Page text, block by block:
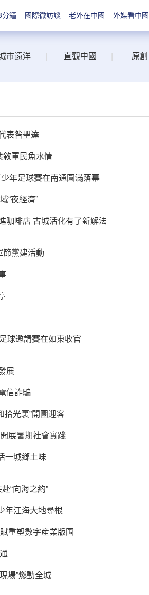
分鐘 國際微訪談 老外在中國 外媒看中國
市遠洋 直觀中國 原創
表昝聖達
敘軍民魚水情
年足球賽在南通圓滿落幕
“夜經濟”
咖啡店 古城活化有了新解法
節黨建活動
球邀請賽在如東收官
展
信詐騙
拾光裏”開園迎客
展暑期社會實踐
一城鄉土味
“向海之約”
年江海大地尋根
重塑數字産業版圖
場”燃動全城